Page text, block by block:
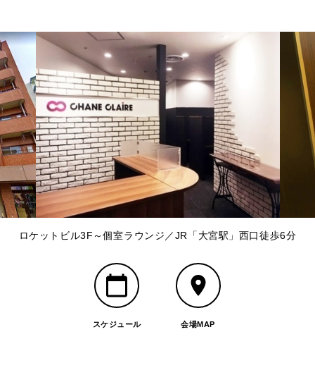
ロケットビル3F～個室ラウンジ／JR「大宮駅」西口徒歩6分
スケジュール 会場MAP